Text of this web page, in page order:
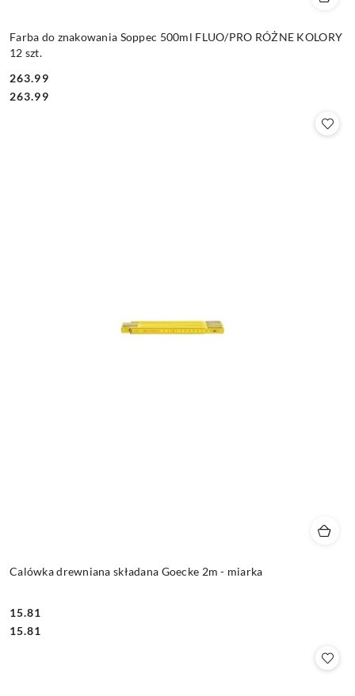
Farba do znakowania Soppec 500ml FLUO/PRO RÓŻNE KOLORY
12 szt.
Cena:
263.99
Cena:
263.99
Calówka drewniana składana Goecke 2m - miarka
Cena:
15.81
Cena:
15.81